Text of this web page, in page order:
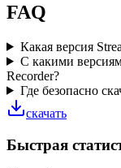
FAQ
Какая версия
С какими
Recorder?
Где безопасно
скачать
Быстрая